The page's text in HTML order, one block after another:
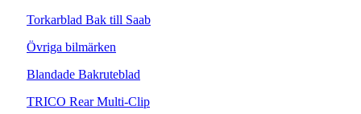
Torkarblad Bak till Saab
Övriga bilmärken
Blandade Bakruteblad
TRICO Rear Multi-Clip